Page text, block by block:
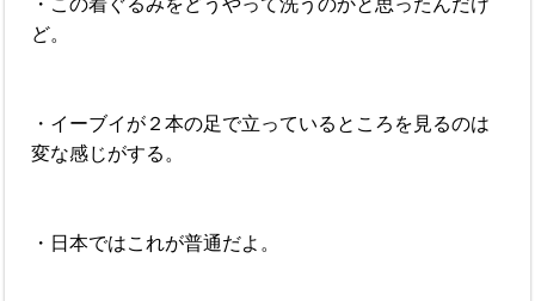
ど。
・イーブイが２本の足で立っているところを見るのは
変な感じがする。
・日本ではこれが普通だよ。